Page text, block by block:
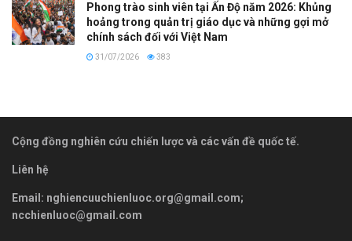
Phong trào sinh viên tại Ấn Độ năm 2026: Khủng
hoảng trong quản trị giáo dục và những gợi mở
chính sách đối với Việt Nam
31/07/2026 383
Cộng đồng nghiên cứu chiến lược và các vấn đề quốc tế.
Liên hệ
Email: nghiencuuchienluoc.org@gmail.com;
ncchienluoc@gmail.com